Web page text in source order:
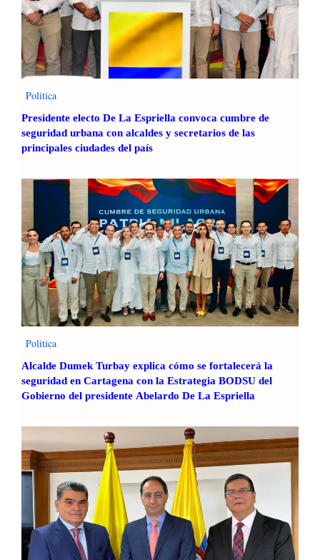
Politica
Presidente electo De La Espriella convoca cumbre de
seguridad urbana con alcaldes y secretarios de las
principales ciudades del país
Politica
Alcalde Dumek Turbay explica cómo se fortalecerá la
seguridad en Cartagena con la Estrategia BODSU del
Gobierno del presidente Abelardo De La Espriella